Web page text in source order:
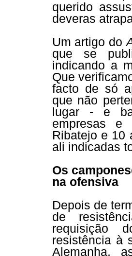
querido
deveras
Um artigo do
que se
indicando a
Que
facto de só
que não
lugar - e
empresas e
Ribatejo e 10
ali indicadas
Os
na ofensiva
Depois de
de
requisição
resistência à
Alemanha,